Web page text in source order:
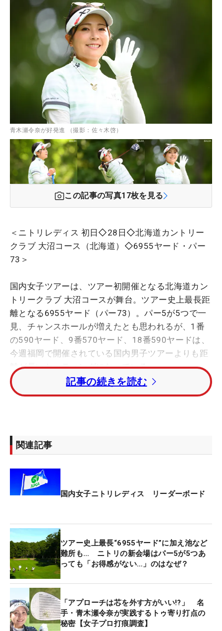
青木瀬令奈が好発進 （撮影：佐々木啓）
この記事の写真17枚を見る
＜ニトリレディス 初日◇28日◇北海道カントリー
クラブ 大沼コース（北海道）◇6955ヤード・パー
73＞
国内女子ツアーは、ツアー初開催となる北海道カン
トリークラブ 大沼コースが舞台。ツアー史上最長距
離となる6955ヤード（パー73）。パー5が5つで一
見、チャンスホールが増えたとも思われるが、1番
の590ヤード、9番570ヤード、18番590ヤードは、
今週福岡で開催されている国内男子ツアーよりも距
離が長いセッティングになっている。
左ドッグレッグのレイアウトが多いため、ティショ
ではグリーン手前に大きな池があるなど、2オンを
狙うとワナにかかる可能性もある。決して飛ばし屋
初日を終えて単独首位に立ったのは、ドライビング
令奈が7位、212.95ヤード（98位）の吉本ひかるが
14位と、同スタッツで下位に入る2人が名を連ね
た。
5バーディ・1ボギーの「68」で回った青木は、400
ヤード超えのパー4や590ヤードのパー5すべてで、
しっかりパーを拾っている。同コースの印象につい
て「パー5が長いことはむしろありがたい。3打目を
記事の続きを読む
関連記事
国内女子ニトリレディス リーダーボード
ツアー史上最長“6955ヤード”に加え池など
難所も… ニトリの新会場はパー5が5つあ
っても「お得感がない…」のはなぜ？
「アプローチは芯を外す方がいい!?」 名
手・青木瀬令奈が実践するトゥ寄り打点の
秘密【女子プロ打痕調査】